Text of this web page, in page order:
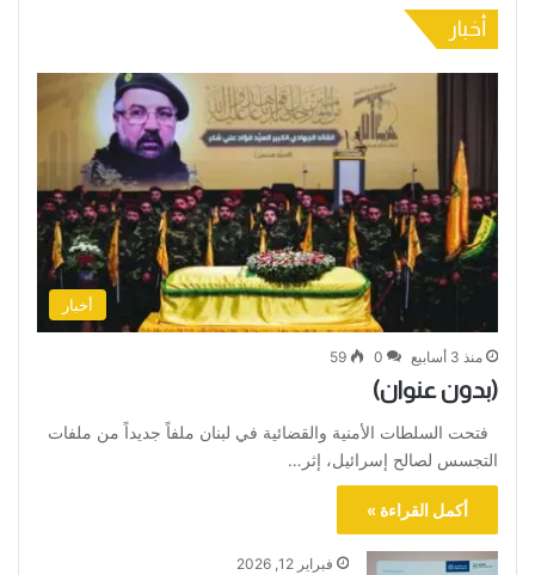
أخبار
أخبار
منذ 3 أسابيع 0
59
(بدون عنوان)
فتحت السلطات الأمنية والقضائية في لبنان ملفاً جديداً من ملفات
التجسس لصالح إسرائيل، إثر…
أكمل القراءة »
فبراير 12, 2026